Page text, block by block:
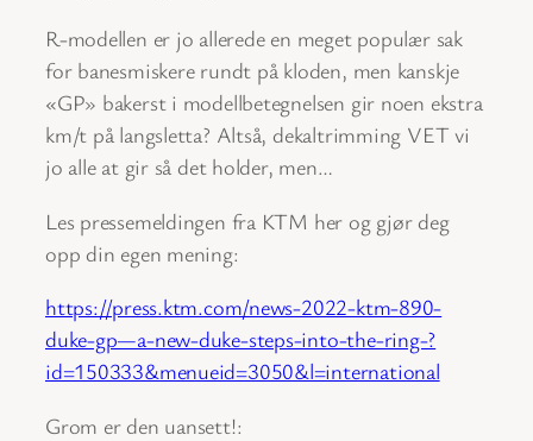
R-modellen er jo allerede en meget populær sak
for banesmiskere rundt på kloden, men kanskje
«GP» bakerst i modellbetegnelsen gir noen ekstra
km/t på langsletta? Altså, dekaltrimming VET vi
jo alle at gir så det holder, men…
Les pressemeldingen fra KTM her og gjør deg
opp din egen mening:
https://press.ktm.com/news-2022-ktm-890-
duke-gp—a-new-duke-steps-into-the-ring-?
id=150333&menueid=3050&l=international
Grom er den uansett!: